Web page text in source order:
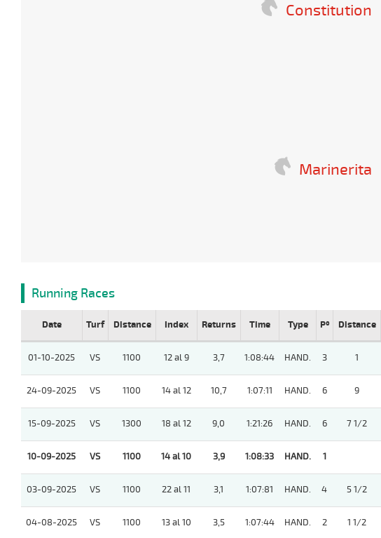
Constitution
Marinerita
Running Races
Date Turf Distance Index Returns Time Type Pº Distance
01-10-2025 VS 1100 12 al 9 3,7 1:08:44 HAND. 3 1
24-09-2025 VS 1100 14 al 12 10,7 1:07:11 HAND. 6 9
15-09-2025 VS 1300 18 al 12 9,0 1:21:26 HAND. 6 7 1/2
10-09-2025 VS 1100 14 al 10 3,9 1:08:33 HAND. 1
03-09-2025 VS 1100 22 al 11 3,1 1:07:81 HAND. 4 5 1/2
04-08-2025 VS 1100 13 al 10 3,5 1:07:44 HAND. 2 1 1/2